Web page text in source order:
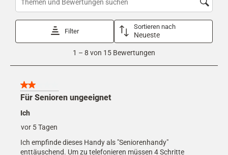
Suchthemen und Bewertungen Suchregion
Filter
Sortieren nach
Neueste
8
Bewertungen
1 – 8 von 15 Bewertungen
2 von 5 Sternen.
Für Senioren ungeeignet
Ich
vor 5 Tagen
Ich empfinde dieses Handy als "Seniorenhandy"
enttäuschend. Um zu telefonieren müssen 4 Schritte